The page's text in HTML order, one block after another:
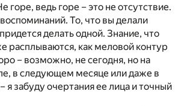
горе, ведь горе – это не отсутствие.
То, что вы делали
делать одной. Знание, что
расплываются, как меловой контур
– возможно, не сегодня, но на
в следующем месяце или даже в
забуду очертания ее лица и точный